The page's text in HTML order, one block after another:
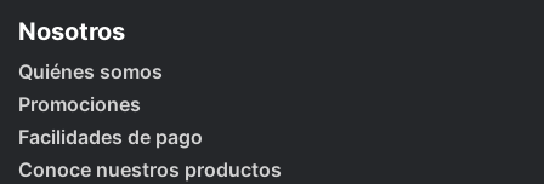
Nosotros
Quiénes somos
Promociones
Facilidades de pago
Conoce nuestros productos